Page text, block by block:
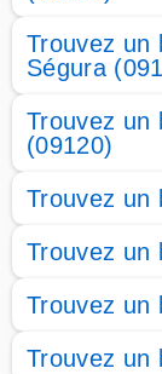
Trouvez un
Ségura
Trouvez un
(09120)
Trouvez un
Trouvez un
Trouvez un
Trouvez un